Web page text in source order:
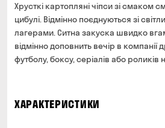
Від 700 грн
Термін доставки — до 90 хвилин
*на час доставки можуть впливати
Оплата:
Оплата:
готівкою в магазині
банківською картою на сайті та
Хрусткі картопляні чіпси зі смаком
цибулі. Відмінно поєднуються зі
лагерами. Ситна закуска швидко
відмінно доповнить вечір в компанії
футболу, боксу, серіалів або роликів
ХАРАКТЕРИСТИКИ